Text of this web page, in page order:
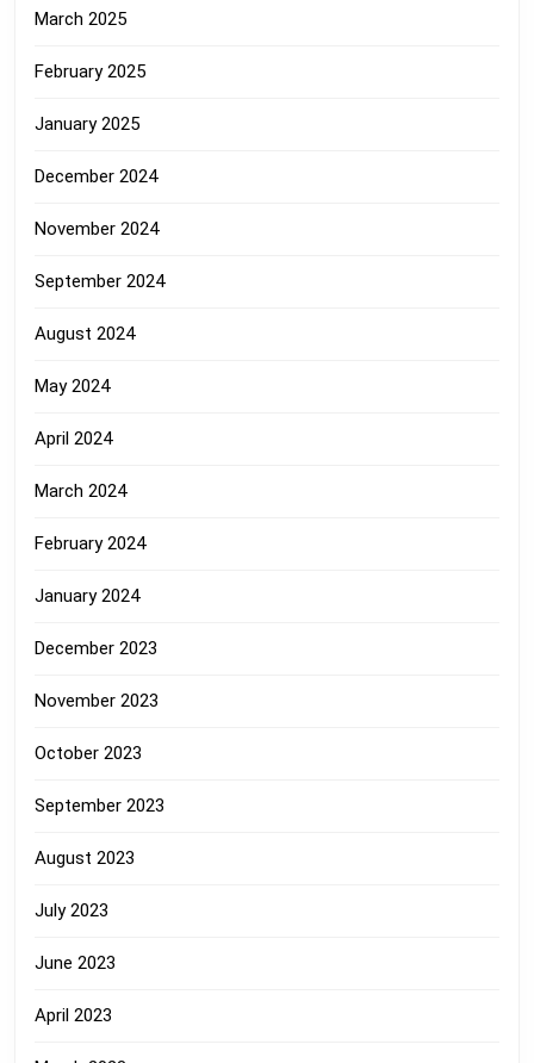
March 2025
February 2025
January 2025
December 2024
November 2024
September 2024
August 2024
May 2024
April 2024
March 2024
February 2024
January 2024
December 2023
November 2023
October 2023
September 2023
August 2023
July 2023
June 2023
April 2023